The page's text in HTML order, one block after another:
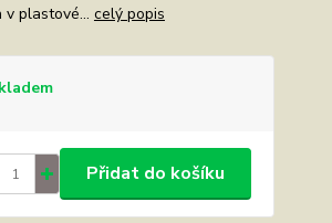
v plastové... celý popis
Přidat do košíku